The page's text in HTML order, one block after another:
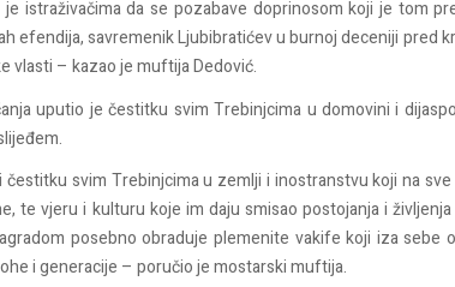
istraživačima da se pozabave doprinosom koji je tom
efendija, savremenik Ljubibratićev u burnoj deceniji pred
vlasti – kazao je muftija Dedović.
uputio je čestitku svim Trebinjcima u domovini i
svim Trebinjcima u zemlji i inostranstvu koji na
te vjeru i kulturu koje im daju smisao postojanja i
posebno obraduje plemenite vakife koji iza sebe
i generacije – poručio je mostarski muftija.